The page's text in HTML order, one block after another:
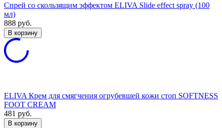
Спрей со скользящим эффектом ELIVA Slide effect spray (100
мл)
888 руб.
В корзину
ELIVA Крем для смягчения огрубевшей кожи стоп SOFTNESS
FOOT CREAM
481 руб.
В корзину